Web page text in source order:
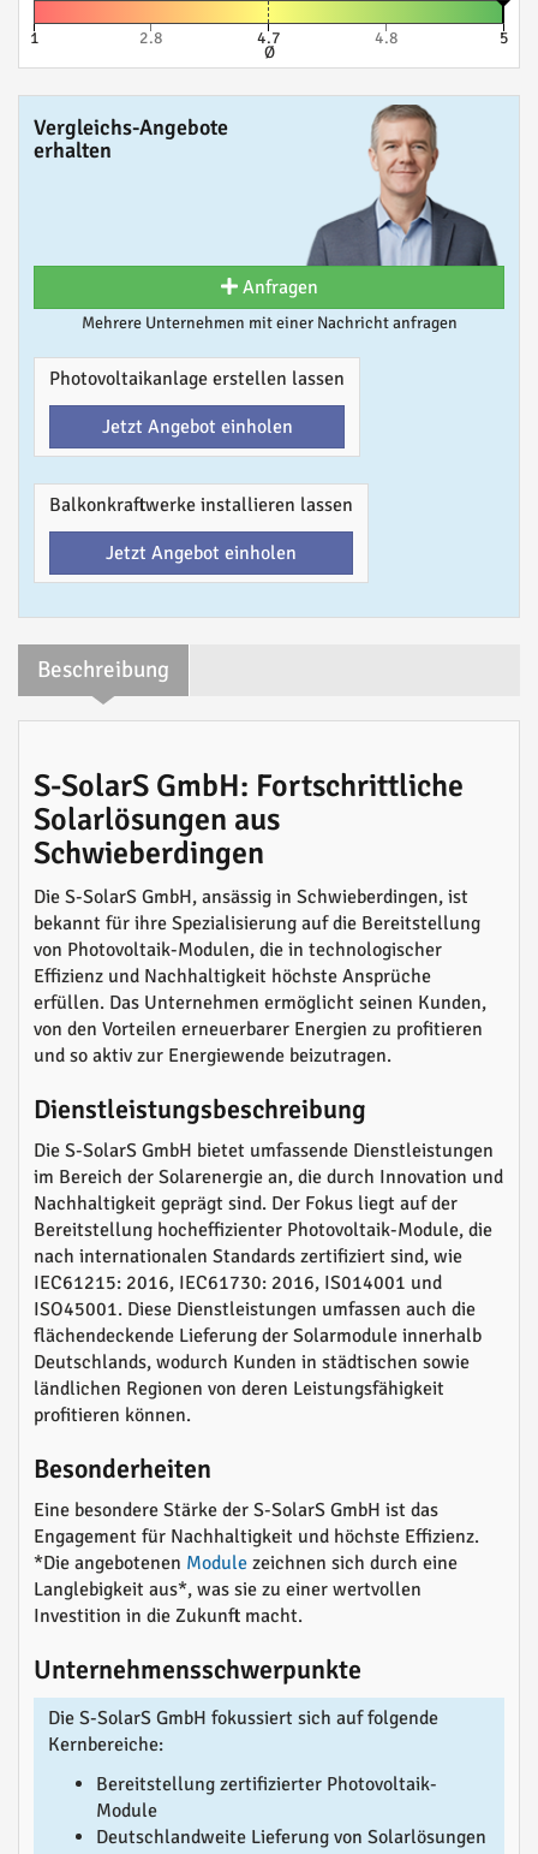
1 2.8 4.7
Ø
4.8 5
Vergleichs-Angebote
erhalten
Anfragen
Mehrere Unternehmen mit einer Nachricht anfragen
Photovoltaikanlage erstellen lassen
Jetzt Angebot einholen
Balkonkraftwerke installieren lassen
Jetzt Angebot einholen
Beschreibung
S-SolarS GmbH: Fortschrittliche
Solarlösungen aus
Schwieberdingen
Die S-SolarS GmbH, ansässig in Schwieberdingen, ist
bekannt für ihre Spezialisierung auf die Bereitstellung
von Photovoltaik-Modulen, die in technologischer
Effizienz und Nachhaltigkeit höchste Ansprüche
erfüllen. Das Unternehmen ermöglicht seinen Kunden,
von den Vorteilen erneuerbarer Energien zu profitieren
und so aktiv zur Energiewende beizutragen.
Dienstleistungsbeschreibung
Die S-SolarS GmbH bietet umfassende Dienstleistungen
im Bereich der Solarenergie an, die durch Innovation und
Nachhaltigkeit geprägt sind. Der Fokus liegt auf der
Bereitstellung hocheffizienter Photovoltaik-Module, die
nach internationalen Standards zertifiziert sind, wie
IEC61215: 2016, IEC61730: 2016, IS014001 und
ISO45001. Diese Dienstleistungen umfassen auch die
flächendeckende Lieferung der Solarmodule innerhalb
Deutschlands, wodurch Kunden in städtischen sowie
ländlichen Regionen von deren Leistungsfähigkeit
profitieren können.
Besonderheiten
Eine besondere Stärke der S-SolarS GmbH ist das
Engagement für Nachhaltigkeit und höchste Effizienz.
*Die angebotenen Module zeichnen sich durch eine
Langlebigkeit aus*, was sie zu einer wertvollen
Investition in die Zukunft macht.
Unternehmensschwerpunkte
Die S-SolarS GmbH fokussiert sich auf folgende
Kernbereiche:
Bereitstellung zertifizierter Photovoltaik-
Module
Deutschlandweite Lieferung von Solarlösungen